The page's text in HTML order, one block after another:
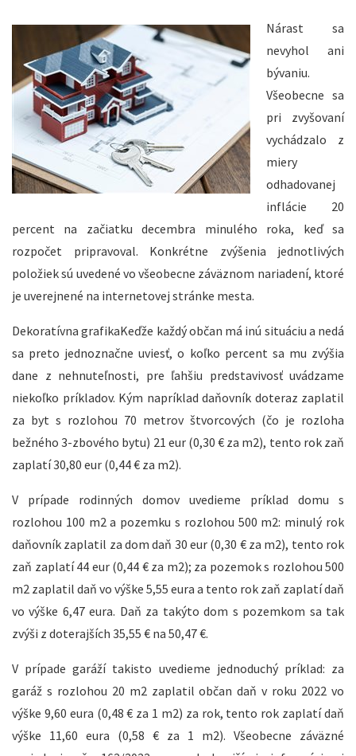
Nárast sa
nevyhol ani
bývaniu.
Všeobecne sa
pri zvyšovaní
vychádzalo z
miery
odhadovanej
inflácie 20
percent na začiatku decembra minulého roka, keď sa
rozpočet pripravoval. Konkrétne zvýšenia jednotlivých
položiek sú uvedené vo všeobecne záväznom nariadení, ktoré
je uverejnené na internetovej stránke mesta.
Dekoratívna grafikaKeďže každý občan má inú situáciu a nedá
sa preto jednoznačne uviesť, o koľko percent sa mu zvýšia
dane z nehnuteľnosti, pre ľahšiu predstavivosť uvádzame
niekoľko príkladov. Kým napríklad daňovník doteraz zaplatil
za byt s rozlohou 70 metrov štvorcových (čo je rozloha
bežného 3-zbového bytu) 21 eur (0,30 € za m2), tento rok zaň
zaplatí 30,80 eur (0,44 € za m2).
V prípade rodinných domov uvedieme príklad domu s
rozlohou 100 m2 a pozemku s rozlohou 500 m2: minulý rok
daňovník zaplatil za dom daň 30 eur (0,30 € za m2), tento rok
zaň zaplatí 44 eur (0,44 € za m2); za pozemok s rozlohou 500
m2 zaplatil daň vo výške 5,55 eura a tento rok zaň zaplatí daň
vo výške 6,47 eura. Daň za takýto dom s pozemkom sa tak
zvýši z doterajších 35,55 € na 50,47 €.
V prípade garáží takisto uvedieme jednoduchý príklad: za
garáž s rozlohou 20 m2 zaplatil občan daň v roku 2022 vo
výške 9,60 eura (0,48 € za 1 m2) za rok, tento rok zaplatí daň
výške 11,60 eura (0,58 € za 1 m2). Všeobecne záväzné